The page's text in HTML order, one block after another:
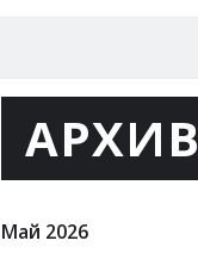
АРХИВ
Май 2026